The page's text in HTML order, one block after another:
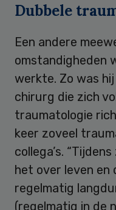
Dubbele
Een andere
omstandigheden
werkte. Zo was
chirurg die zich
traumatologie
keer zoveel
collega’s.
het over leven en
regelmatig
(regelmatig in de